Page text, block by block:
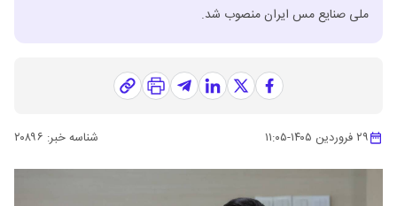
ملی صنایع مس ایران منصوب شد.
۲۹ فروردین ۱۴۰۵ -۱۱:۰۵ شناسه خبر: ۲۰۸۹۶